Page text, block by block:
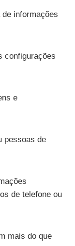
informações
configurações
e
pessoas de
de telefone ou
mais do que